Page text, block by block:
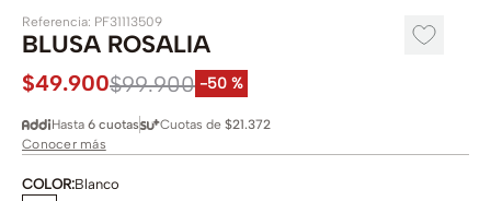
Referencia: PF31113509
BLUSA ROSALIA
$49.900$99.900 -50 %
Hasta 6 cuotas Cuotas de $21.372
Conocer más
COLOR:Blanco